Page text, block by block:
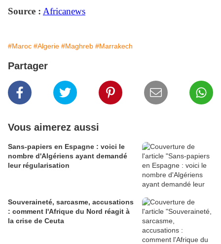
Source : Africanews
#Maroc #Algerie #Maghreb #Marrakech
Partager
Vous aimerez aussi
Sans-papiers en Espagne : voici le
nombre d'Algériens ayant demandé
leur régularisation
Souveraineté, sarcasme, accusations
: comment l'Afrique du Nord réagit à
la crise de Ceuta